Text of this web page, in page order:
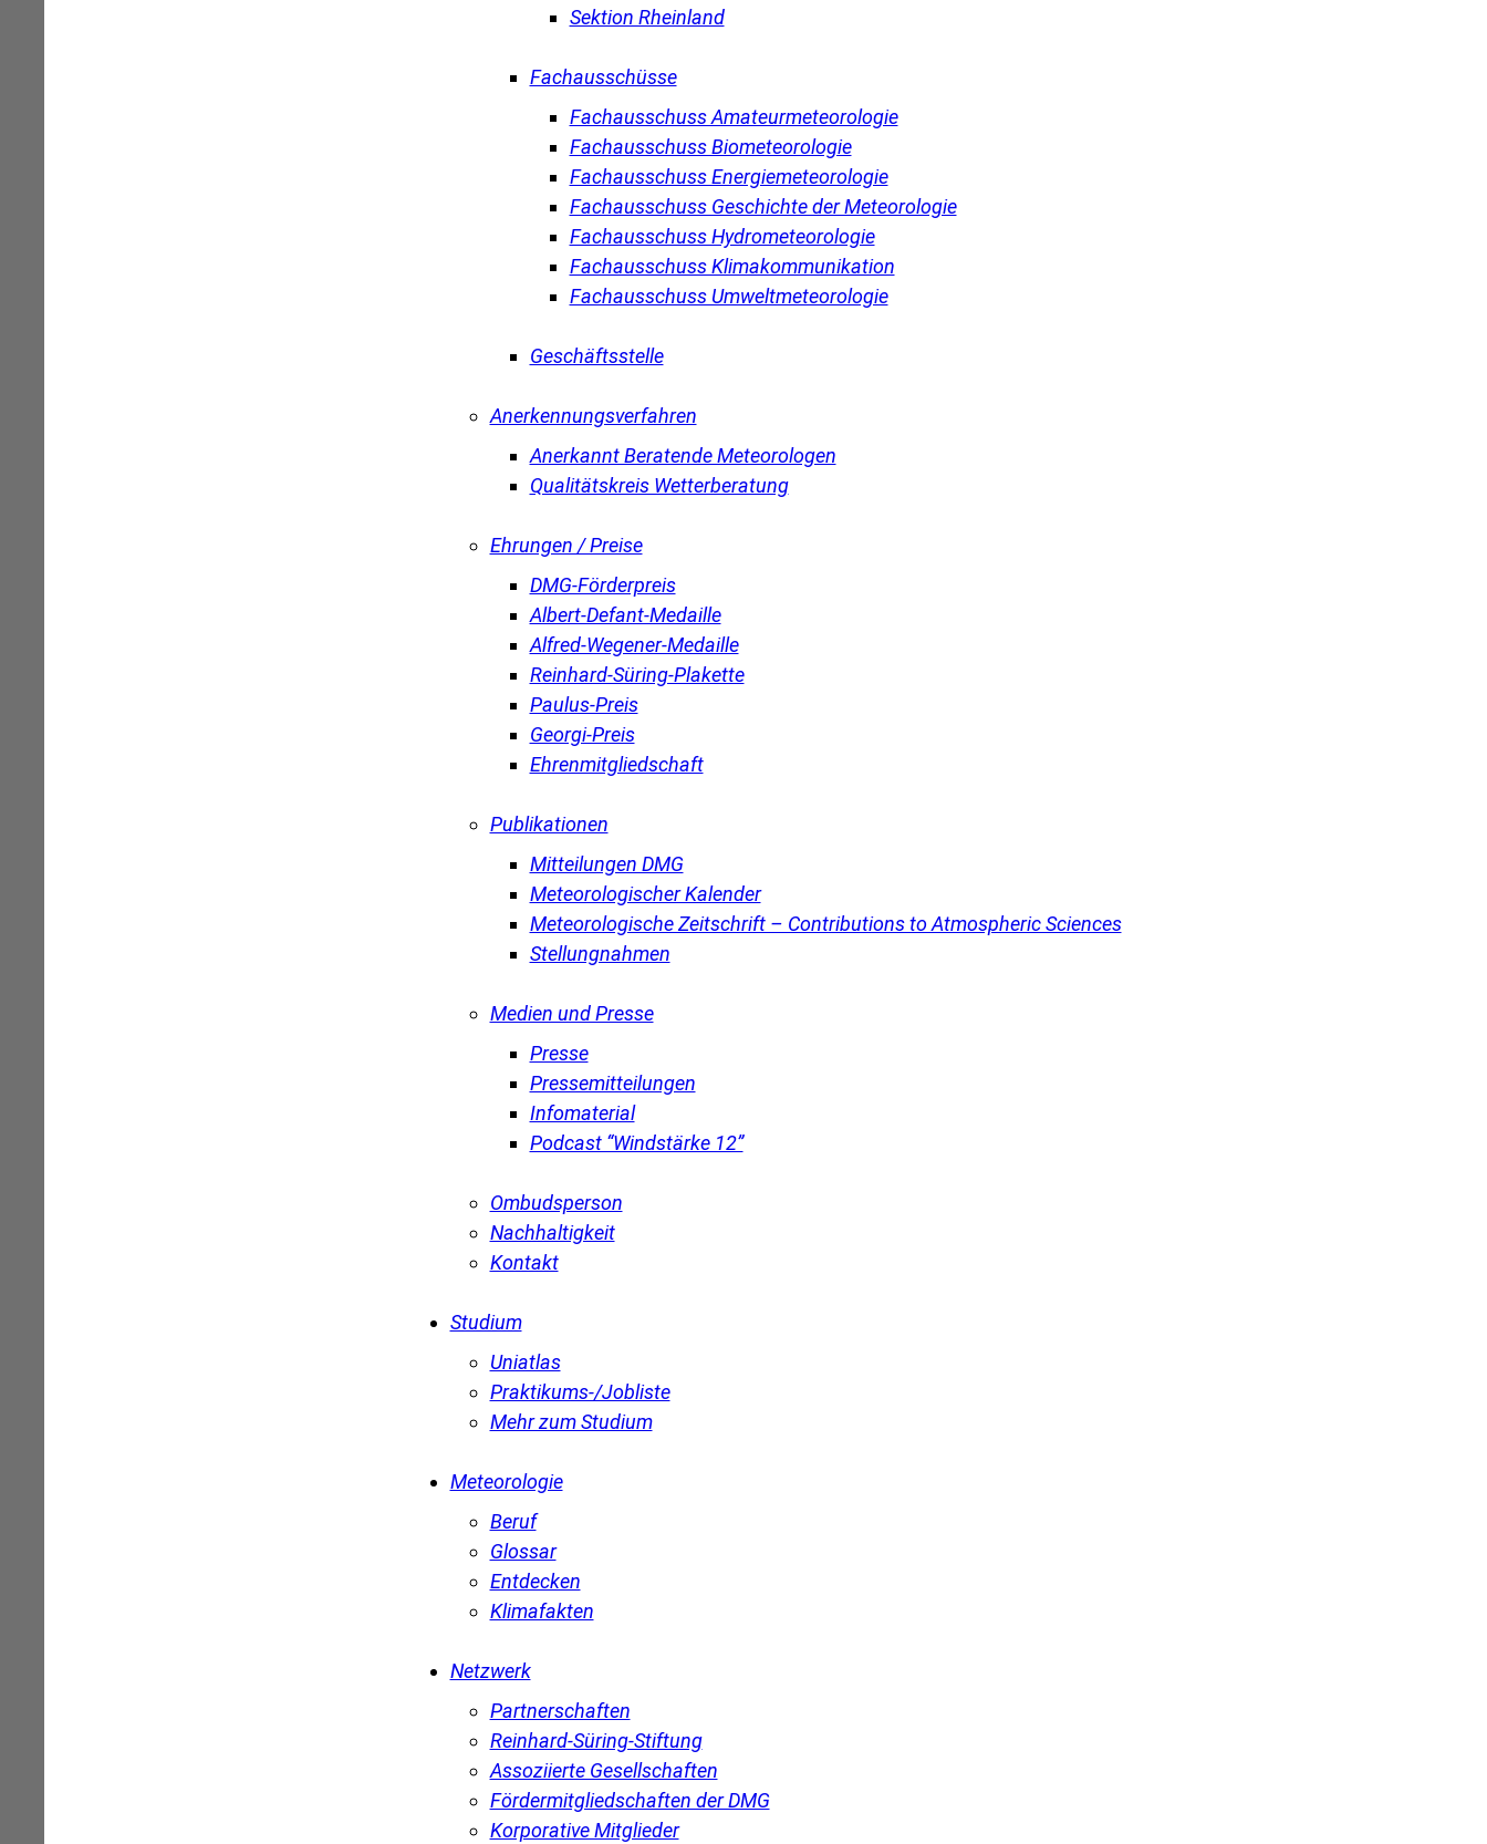
Sektion Rheinland
Fachausschüsse
Fachausschuss Amateurmeteorologie
Fachausschuss Biometeorologie
Fachausschuss Energiemeteorologie
Fachausschuss Geschichte der Meteorologie
Fachausschuss Hydrometeorologie
Fachausschuss Klimakommunikation
Fachausschuss Umweltmeteorologie
Geschäftsstelle
Anerkennungsverfahren
Anerkannt Beratende Meteorologen
Qualitätskreis Wetterberatung
Ehrungen / Preise
DMG-Förderpreis
Albert-Defant-Medaille
Alfred-Wegener-Medaille
Reinhard-Süring-Plakette
Paulus-Preis
Georgi-Preis
Ehrenmitgliedschaft
Publikationen
Mitteilungen DMG
Meteorologischer Kalender
Meteorologische Zeitschrift – Contributions to Atmospheric Sciences
Stellungnahmen
Medien und Presse
Presse
Pressemitteilungen
Infomaterial
Podcast “Windstärke 12”
Ombudsperson
Nachhaltigkeit
Kontakt
Studium
Uniatlas
Praktikums-/Jobliste
Mehr zum Studium
Meteorologie
Beruf
Glossar
Entdecken
Klimafakten
Netzwerk
Partnerschaften
Reinhard-Süring-Stiftung
Assoziierte Gesellschaften
Fördermitgliedschaften der DMG
Korporative Mitglieder